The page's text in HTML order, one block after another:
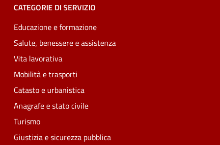
CATEGORIE DI SERVIZIO
Educazione e formazione
Salute, benessere e assistenza
Vita lavorativa
Mobilità e trasporti
Catasto e urbanistica
Anagrafe e stato civile
Turismo
Giustizia e sicurezza pubblica